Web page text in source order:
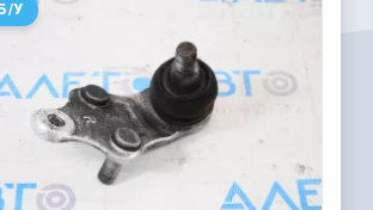
Б/У